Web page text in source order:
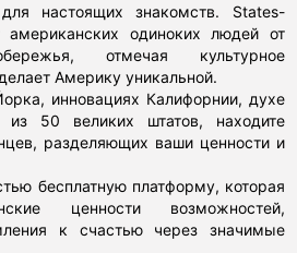
настоящих знакомств. States-
американских одиноких людей от
отмечая культурное
Америку уникальной.
инновациях Калифорнии, духе
50 великих штатов, находите
разделяющих ваши ценности и
бесплатную платформу, которая
ценности возможностей,
к счастью через значимые